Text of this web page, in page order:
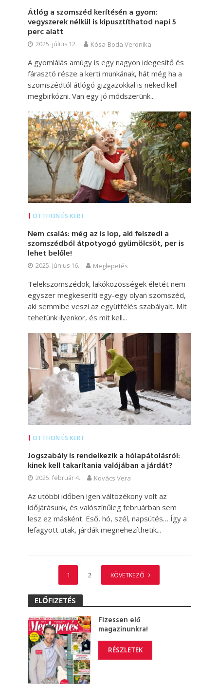
Átlóg a szomszéd kerítésén a gyom:
vegyszerek nélkül is kipusztíthatod napi 5
perc alatt
2025. július 12. Kósa-Boda Veronika
A gyomlálás amúgy is egy nagyon idegesítő és
fárasztó része a kerti munkának, hát még ha a
szomszédtól átlógó gizgazokkal is neked kell
megbirkózni. Van egy jó módszerünk...
OTTHON ÉS KERT
Nem csalás: még az is lop, aki felszedi a
szomszédból átpotyogó gyümölcsöt, per is
lehet belőle!
2025. június 16. Meglepetés
Telekszomszédok, lakóközösségek életét nem
egyszer megkeseríti egy-egy olyan szomszéd,
aki semmibe veszi az együttélés szabályait. Mit
tehetünk ilyenkor, és mit kell...
OTTHON ÉS KERT
Jogszabály is rendelkezik a hólapátolásról:
kinek kell takarítania valójában a járdát?
2025. február 4. Kovács Vera
Az utóbbi időben igen változékony volt az
időjárásunk, és valószínűleg februárban sem
lesz ez másként. Eső, hó, szél, napsütés… Így a
lefagyott utak, járdák megnehezíthetik...
1 2 KÖVETKEZŐ
ELŐFIZETÉS
Fizessen elő
magazinunkra!
RÉSZLETEK